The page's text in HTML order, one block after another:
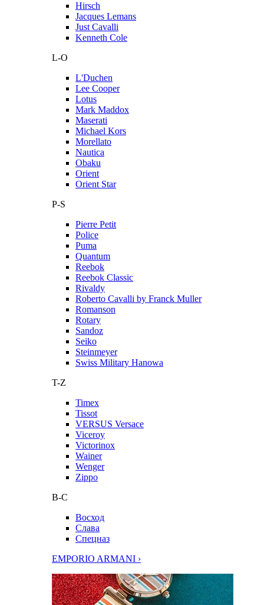
Hirsch
Jacques Lemans
Just Cavalli
Kenneth Cole
L-O
L'Duchen
Lee Cooper
Lotus
Mark Maddox
Maserati
Michael Kors
Morellato
Nautica
Obaku
Orient
Orient Star
P-S
Pierre Petit
Police
Puma
Quantum
Reebok
Reebok Classic
Rivaldy
Roberto Cavalli by Franck Muller
Romanson
Rotary
Sandoz
Seiko
Steinmeyer
Swiss Military Hanowa
T-Z
Timex
Tissot
VERSUS Versace
Viceroy
Victorinox
Wainer
Wenger
Zippo
В-С
Восход
Слава
Спецназ
EMPORIO ARMANI ›